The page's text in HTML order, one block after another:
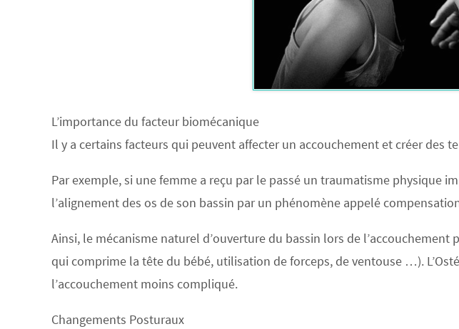
L’importance du facteur biomécanique
Il y a certains facteurs qui peuvent affecter un accouchement et créer des
Par exemple, si une femme a reçu par le passé un traumatisme physique
l’alignement des os de son bassin par un phénomène appelé
Ainsi, le mécanisme naturel d’ouverture du bassin lors de l’accouchement
qui comprime la tête du bébé, utilisation de forceps, de ventouse …).
l’accouchement moins compliqué.
Changements Posturaux